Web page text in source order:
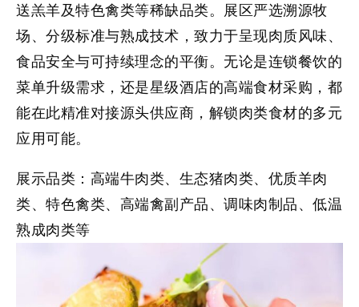
送羔羊及特色禽类等稀缺品类。展区严选溯源牧
场、分级标准与熟成技术，致力于呈现肉质风味、
食品安全与可持续理念的平衡。无论是连锁餐饮的
菜单升级需求，还是星级酒店的高端食材采购，都
能在此精准对接源头供应商，解锁肉类食材的多元
应用可能。
展示品类： 高端牛肉类、生态猪肉类、优质羊肉
类、特色禽类、高端禽副产品、调味肉制品、低温
熟成肉类等